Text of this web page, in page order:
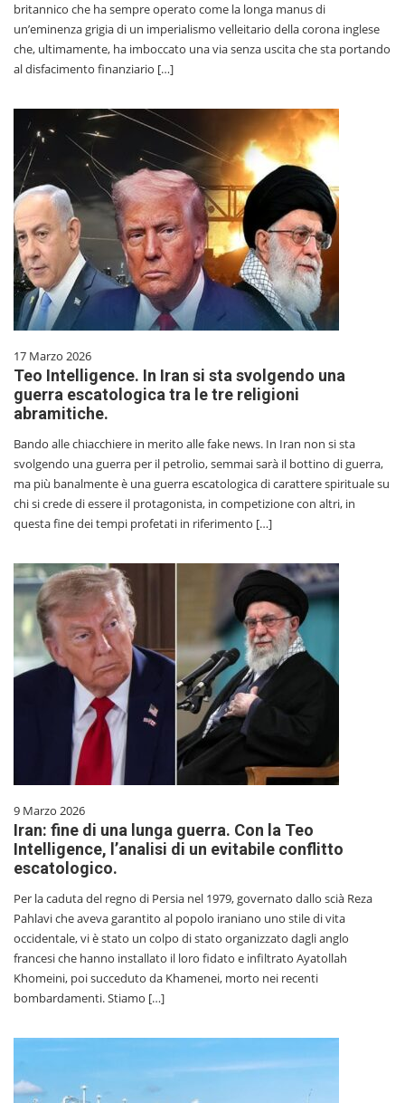
britannico che ha sempre operato come la longa manus di
un’eminenza grigia di un imperialismo velleitario della corona inglese
che, ultimamente, ha imboccato una via senza uscita che sta portando
al disfacimento finanziario […]
17 Marzo 2026
Teo Intelligence. In Iran si sta svolgendo una
guerra escatologica tra le tre religioni
abramitiche.
Bando alle chiacchiere in merito alle fake news. In Iran non si sta
svolgendo una guerra per il petrolio, semmai sarà il bottino di guerra,
ma più banalmente è una guerra escatologica di carattere spirituale su
chi si crede di essere il protagonista, in competizione con altri, in
questa fine dei tempi profetati in riferimento […]
9 Marzo 2026
Iran: fine di una lunga guerra. Con la Teo
Intelligence, l’analisi di un evitabile conflitto
escatologico.
Per la caduta del regno di Persia nel 1979, governato dallo scià Reza
Pahlavi che aveva garantito al popolo iraniano uno stile di vita
occidentale, vi è stato un colpo di stato organizzato dagli anglo
francesi che hanno installato il loro fidato e infiltrato Ayatollah
Khomeini, poi succeduto da Khamenei, morto nei recenti
bombardamenti. Stiamo […]